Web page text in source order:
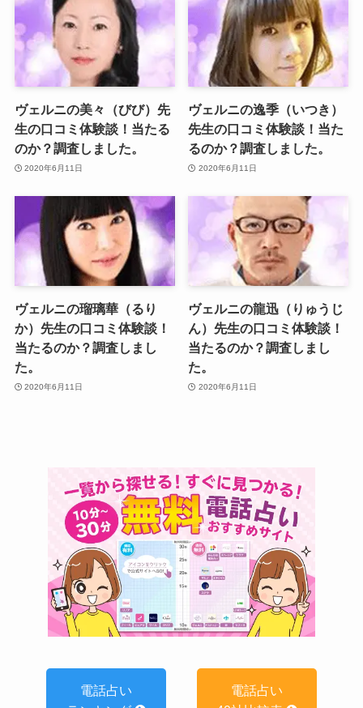
ヴェルニの美々（びび）先
生の口コミ体験談！当たる
のか？調査しました。
2020年6月11日
ヴェルニの逸季（いつき）
先生の口コミ体験談！当た
るのか？調査しました。
2020年6月11日
ヴェルニの瑠璃華（るり
か）先生の口コミ体験談！
当たるのか？調査しまし
た。
2020年6月11日
ヴェルニの龍迅（りゅうじ
ん）先生の口コミ体験談！
当たるのか？調査しまし
た。
2020年6月11日
電話占い
電話占い